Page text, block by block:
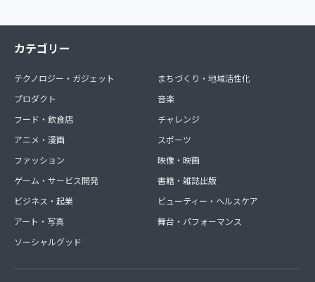
カテゴリー
テクノロジー・ガジェット
プロダクト
フード・飲食店
アニメ・漫画
ファッション
ゲーム・サービス開発
ビジネス・起業
アート・写真
ソーシャルグッド
まちづくり・地域活性化
音楽
チャレンジ
スポーツ
映像・映画
書籍・雑誌出版
ビューティー・ヘルスケア
舞台・パフォーマンス